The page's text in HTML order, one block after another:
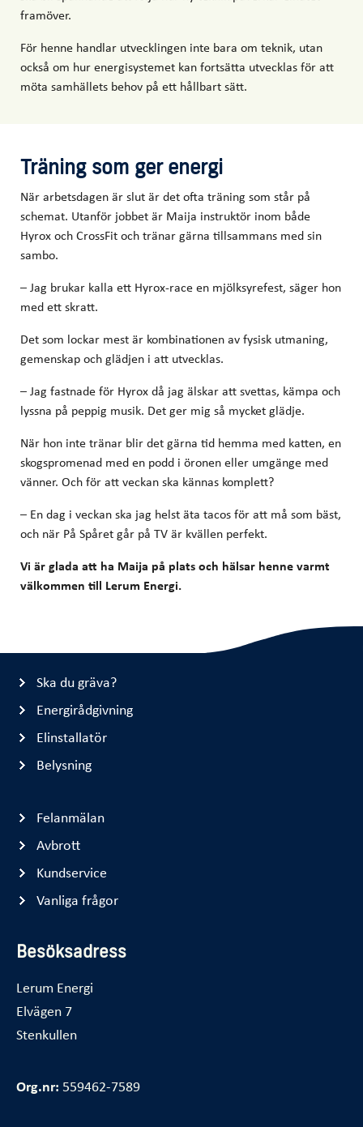
framöver.
För henne handlar utvecklingen inte bara om teknik, utan
också om hur energisystemet kan fortsätta utvecklas för att
möta samhällets behov på ett hållbart sätt.
Träning som ger energi
När arbetsdagen är slut är det ofta träning som står på
schemat. Utanför jobbet är Maija instruktör inom både
Hyrox och CrossFit och tränar gärna tillsammans med sin
sambo.
– Jag brukar kalla ett Hyrox-race en mjölksyrefest, säger hon
med ett skratt.
Det som lockar mest är kombinationen av fysisk utmaning,
gemenskap och glädjen i att utvecklas.
– Jag fastnade för Hyrox då jag älskar att svettas, kämpa och
lyssna på peppig musik. Det ger mig så mycket glädje.
När hon inte tränar blir det gärna tid hemma med katten, en
skogspromenad med en podd i öronen eller umgänge med
vänner. Och för att veckan ska kännas komplett?
– En dag i veckan ska jag helst äta tacos för att må som bäst,
och när På Spåret går på TV är kvällen perfekt.
Vi är glada att ha Maija på plats och hälsar henne varmt
välkommen till Lerum Energi.
Ska du gräva?
Energirådgivning
Elinstallatör
Belysning
Felanmälan
Avbrott
Kundservice
Vanliga frågor
Besöksadress
Lerum Energi
Elvägen 7
Stenkullen
Org.nr: 559462-7589